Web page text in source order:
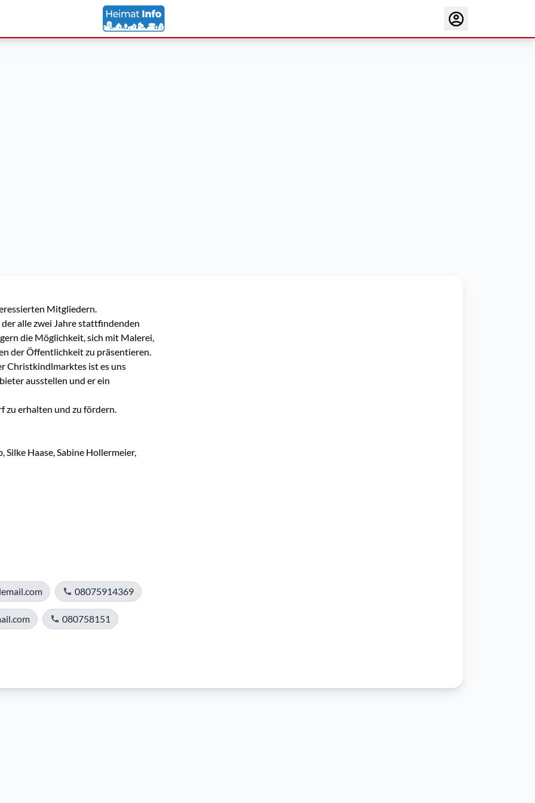
Mitgliedern.
alle zwei Jahre stattfindenden
die Möglichkeit, sich mit Malerei,
der Öffentlichkeit zu präsentieren.
Christkindlmarktes ist es uns
ausstellen und er ein
zu erhalten und zu fördern.
Haase, Sabine Hollermeier,
08075914369
080758151